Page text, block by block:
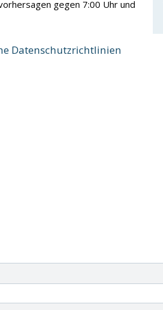
gegen 7:00 Uhr und
Datenschutzrichtlinien